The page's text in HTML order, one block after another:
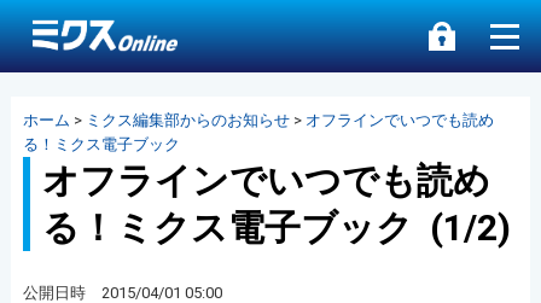
ホーム > ミクス編集部からのお知らせ> オフラインでいつでも読め
る！ミクス電子ブック
オフラインでいつでも読め
る！ミクス電子ブック (1/2)
公開日時 2015/04/01 05:00